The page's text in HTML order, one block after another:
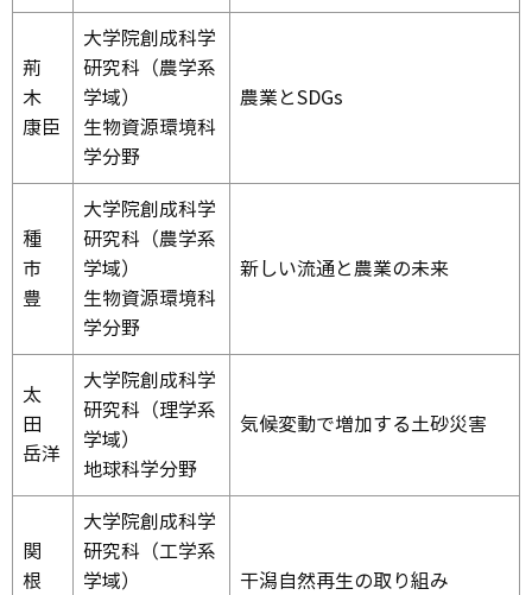
荊
木
康臣
大学院創成科学
研究科（農学系
学域）
生物資源環境科
学分野
農業とSDGs
種
市
豊
大学院創成科学
研究科（農学系
学域）
生物資源環境科
学分野
新しい流通と農業の未来
太
田
岳洋
大学院創成科学
研究科（理学系
学域）
地球科学分野
気候変動で増加する土砂災害
関
根
大学院創成科学
研究科（工学系
学域）
干潟自然再生の取り組み